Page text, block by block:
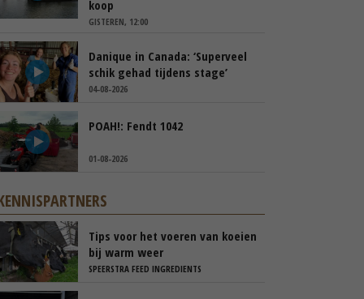
koop
GISTEREN, 12:00
Danique in Canada: ‘Superveel
schik gehad tijdens stage’
04-08-2026
POAH!: Fendt 1042
01-08-2026
Tips voor het voeren van koeien
bij warm weer
SPEERSTRA FEED INGREDIENTS